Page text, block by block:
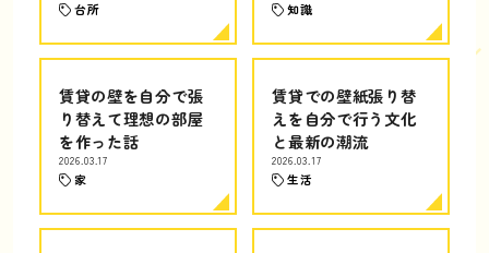
台所 知識
賃貸の壁を自分で張
り替えて理想の部屋
を作った話
2026.03.17
家
賃貸での壁紙張り替
えを自分で行う文化
と最新の潮流
2026.03.17
生活